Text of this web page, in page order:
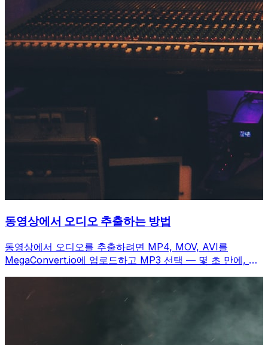
동영상에서 오디오 추출하는 방법
동영상에서 오디오를 추출하려면 MP4, MOV, AVI를
MegaConvert.io에 업로드하고 MP3 선택 — 몇 초 만에, 무